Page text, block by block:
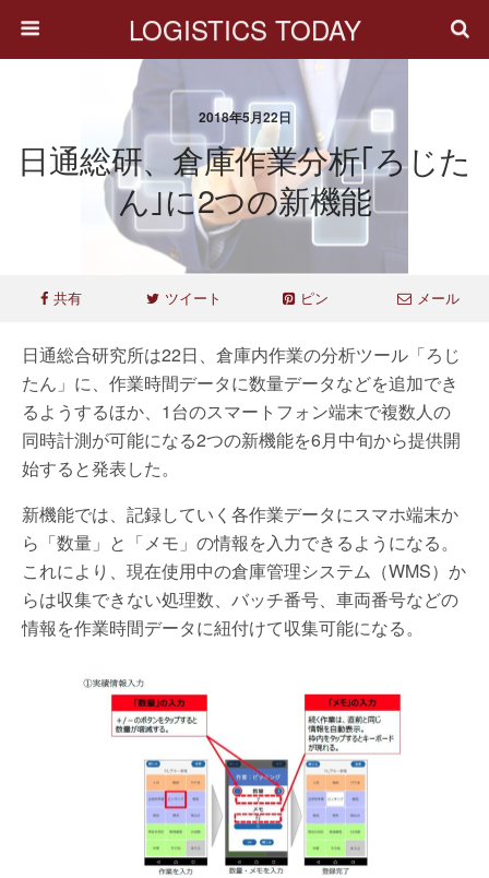
LOGISTICS TODAY
2018年5月22日
日通総研、倉庫作業分析｢ろじた
ん｣に2つの新機能
共有 ツイート ピン メール
日通総合研究所は22日、倉庫内作業の分析ツール「ろじ
たん」に、作業時間データに数量データなどを追加でき
るようするほか、1台のスマートフォン端末で複数人の
同時計測が可能になる2つの新機能を6月中旬から提供開
始すると発表した。
新機能では、記録していく各作業データにスマホ端末か
ら「数量」と「メモ」の情報を入力できるようになる。
これにより、現在使用中の倉庫管理システム（WMS）か
らは収集できない処理数、バッチ番号、車両番号などの
情報を作業時間データに紐付けて収集可能になる。